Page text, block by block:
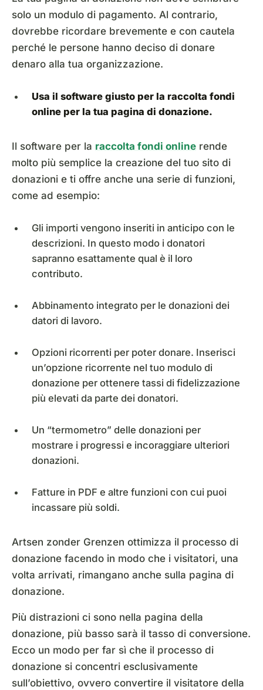
solo un modulo di pagamento. Al contrario,
dovrebbe ricordare brevemente e con cautela
perché le persone hanno deciso di donare
denaro alla tua organizzazione.
Usa il software giusto per la raccolta fondi
online per la tua pagina di donazione.
Il software per la raccolta fondi online rende
molto più semplice la creazione del tuo sito di
donazioni e ti offre anche una serie di funzioni,
come ad esempio:
Gli importi vengono inseriti in anticipo con le
descrizioni. In questo modo i donatori
sapranno esattamente qual è il loro
contributo.
Abbinamento integrato per le donazioni dei
datori di lavoro.
Opzioni ricorrenti per poter donare. Inserisci
un’opzione ricorrente nel tuo modulo di
donazione per ottenere tassi di fidelizzazione
più elevati da parte dei donatori.
Un “termometro” delle donazioni per
mostrare i progressi e incoraggiare ulteriori
donazioni.
Fatture in PDF e altre funzioni con cui puoi
incassare più soldi.
Artsen zonder Grenzen ottimizza il processo di
donazione facendo in modo che i visitatori, una
volta arrivati, rimangano anche sulla pagina di
donazione.
Più distrazioni ci sono nella pagina della
donazione, più basso sarà il tasso di conversione.
Ecco un modo per far sì che il processo di
donazione si concentri esclusivamente
sull’obiettivo, ovvero convertire il visitatore della